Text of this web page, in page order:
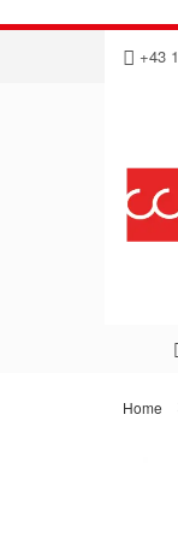
Direkt
Inhalt
+43
Home